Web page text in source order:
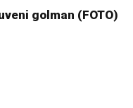
golman (FOTO)